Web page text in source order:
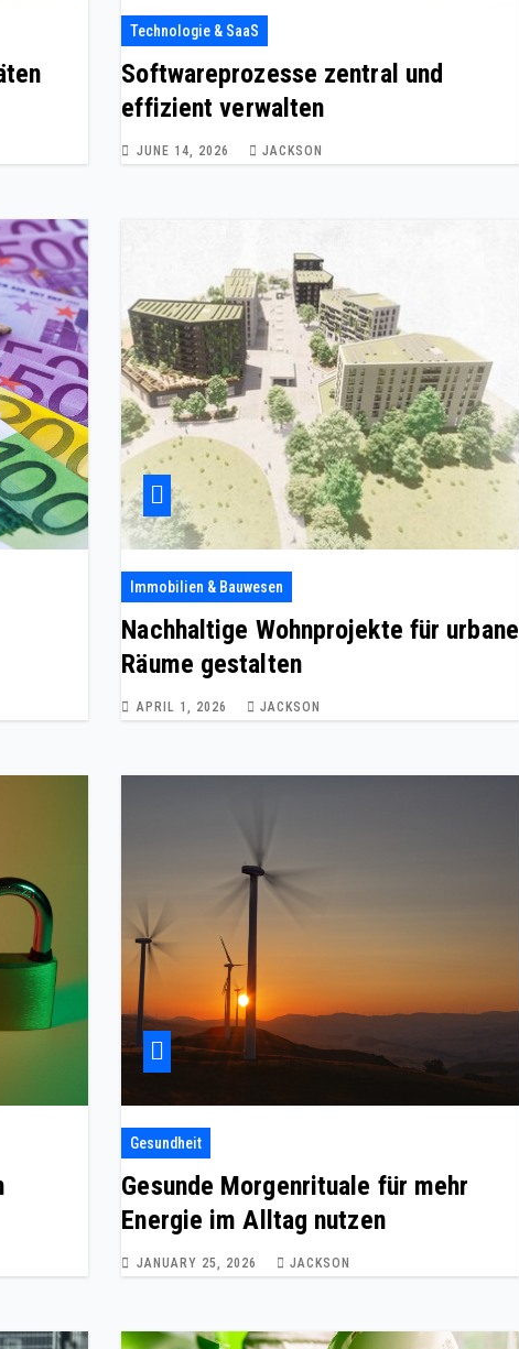
Technologie & SaaS
Softwareprozesse zentral und
effizient verwalten
JUNE 14, 2026 JACKSON
Immobilien & Bauwesen
Nachhaltige Wohnprojekte für urbane
Räume gestalten
APRIL 1, 2026 JACKSON
Gesundheit
Gesunde Morgenrituale für mehr
Energie im Alltag nutzen
JANUARY 25, 2026 JACKSON